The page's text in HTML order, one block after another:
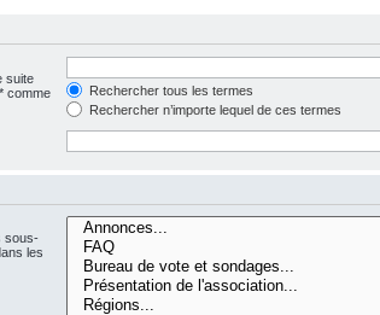
suite
comme
Rechercher tous les termes
Rechercher n’importe lequel de ces termes
sous-
les